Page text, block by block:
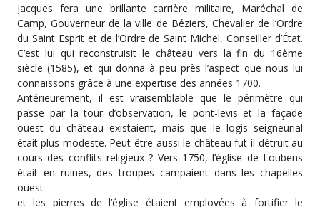
Jacques fera une brillante carrière militaire, Maréchal de
Camp, Gouverneur de la ville de Béziers, Chevalier de l’Ordre
du Saint Esprit et de l’Ordre de Saint Michel, Conseiller d’État.
C’est lui qui reconstruisit le château vers la fin du 16ème
siècle (1585), et qui donna à peu près l’aspect que nous lui
connaissons grâce à une expertise des années 1700.
Antérieurement, il est vraisemblable que le périmètre qui
passe par la tour d’observation, le pont-levis et la façade
ouest du château existaient, mais que le logis seigneurial
était plus modeste. Peut-être aussi le château fut-il détruit au
cours des conflits religieux ? Vers 1750, l’église de Loubens
était en ruines, des troupes campaient dans les chapelles
ouest
et les pierres de l’église étaient employées à fortifier le